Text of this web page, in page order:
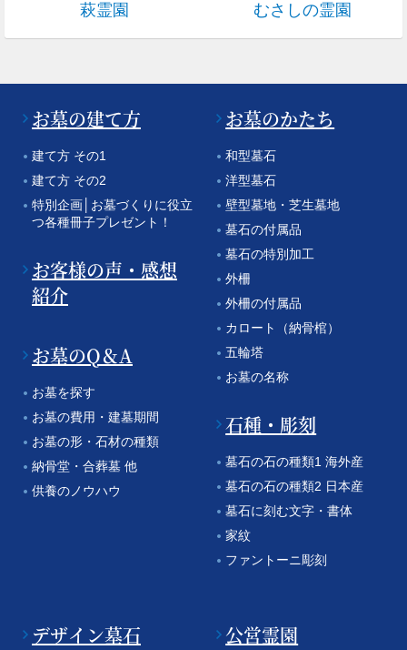
萩霊園 むさしの霊園
お墓の建て方
建て方 その1
建て方 その2
特別企画│お墓づくりに役立
つ各種冊子プレゼント！
お客様の声・感想
紹介
お墓のQ＆A
お墓を探す
お墓の費用・建墓期間
お墓の形・石材の種類
納骨堂・合葬墓 他
供養のノウハウ
お墓のかたち
和型墓石
洋型墓石
壁型墓地・芝生墓地
墓石の付属品
墓石の特別加工
外柵
外柵の付属品
カロート（納骨棺）
五輪塔
お墓の名称
石種・彫刻
墓石の石の種類1 海外産
墓石の石の種類2 日本産
墓石に刻む文字・書体
家紋
ファントーニ彫刻
デザイン墓石 公営霊園